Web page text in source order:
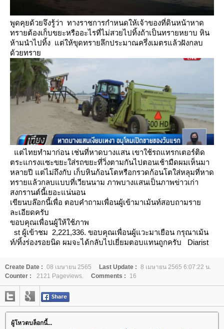
พูดคุยด้วยจึงรู้ว่า ทางราชการกำหนดให้เจ้าของที่ดินหน้าหาด
ทรายต้องเก็บขยะหรืออะไรที่ไม่สวยไปทิ้งถ้าเป็นทรายหยาบ หิน
ห้ามนำไปทิ้ง แต่ให้ขุดทรายลึกประมาณครึ่งเมตรแล้วฝังกลบ
ด้วยทรา
ต่ไทยทำมาก่อน เช่นที่หาดบางแสน เขาใช้รถแทรกเตอร์ติด
ตระแกรงแซะขยะใส่รถขยะที่วิ่งตามกันไปตอนเช้ามืดผมเห็นมา
หลายปี ต่ไม่ถึงกับ เก็บหินก้อนโตหรือกรวดก้อนโตใส่หลุมที่หาด
ทรายแล้วกลบแบบที่เวียนนาม ภาพบางแสนเป็นภาพข่าวเก่า
สงกรานต์นี้เยอะแน่นอน
เขียนบล๊อกนี้เพื่อ ตอบคำถามเพื่อนผู้เข้ามาเม้นท์สอบถามรา
ละเอียดครับ
ขอบคุณเพื่อนผู้ให้ใช้ภาพ
st ผู้เข้าชม 2,221,336. ขอบคุณเพื่อนผู้แวะมาเยือน กรุณาเม้น
ท์/ทิ้งร่องรอยนิด ผมจะได้กลับไปเยี่ยมตอบแทนถูกครับ
Diarist
Create Date : 08 เมษายน 2565 Last Update : 8 เมษายน 2565 6:07:22 น.
Counter :
2121 Pageviews. Comments : 16
ผู้โหวตบล็อกนี้...